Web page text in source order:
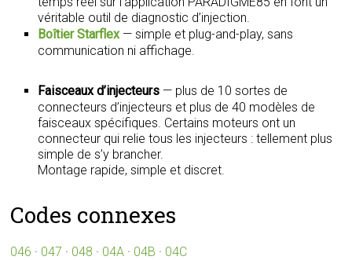
véritable outil de diagnostic d’injection.
Boîtier Starflex— simple et plug-and-play, sans
communication ni affichage.
Faisceaux d’injecteurs — plus de 10 sortes de
connecteurs d’injecteurs et plus de 40 modèles de
faisceaux spécifiques. Certains moteurs ont un
connecteur qui relie tous les injecteurs : tellement plus
simple de s’y brancher.
Montage rapide, simple et discret.
Codes connexes
046 · 047 · 048 · 04A · 04B · 04C